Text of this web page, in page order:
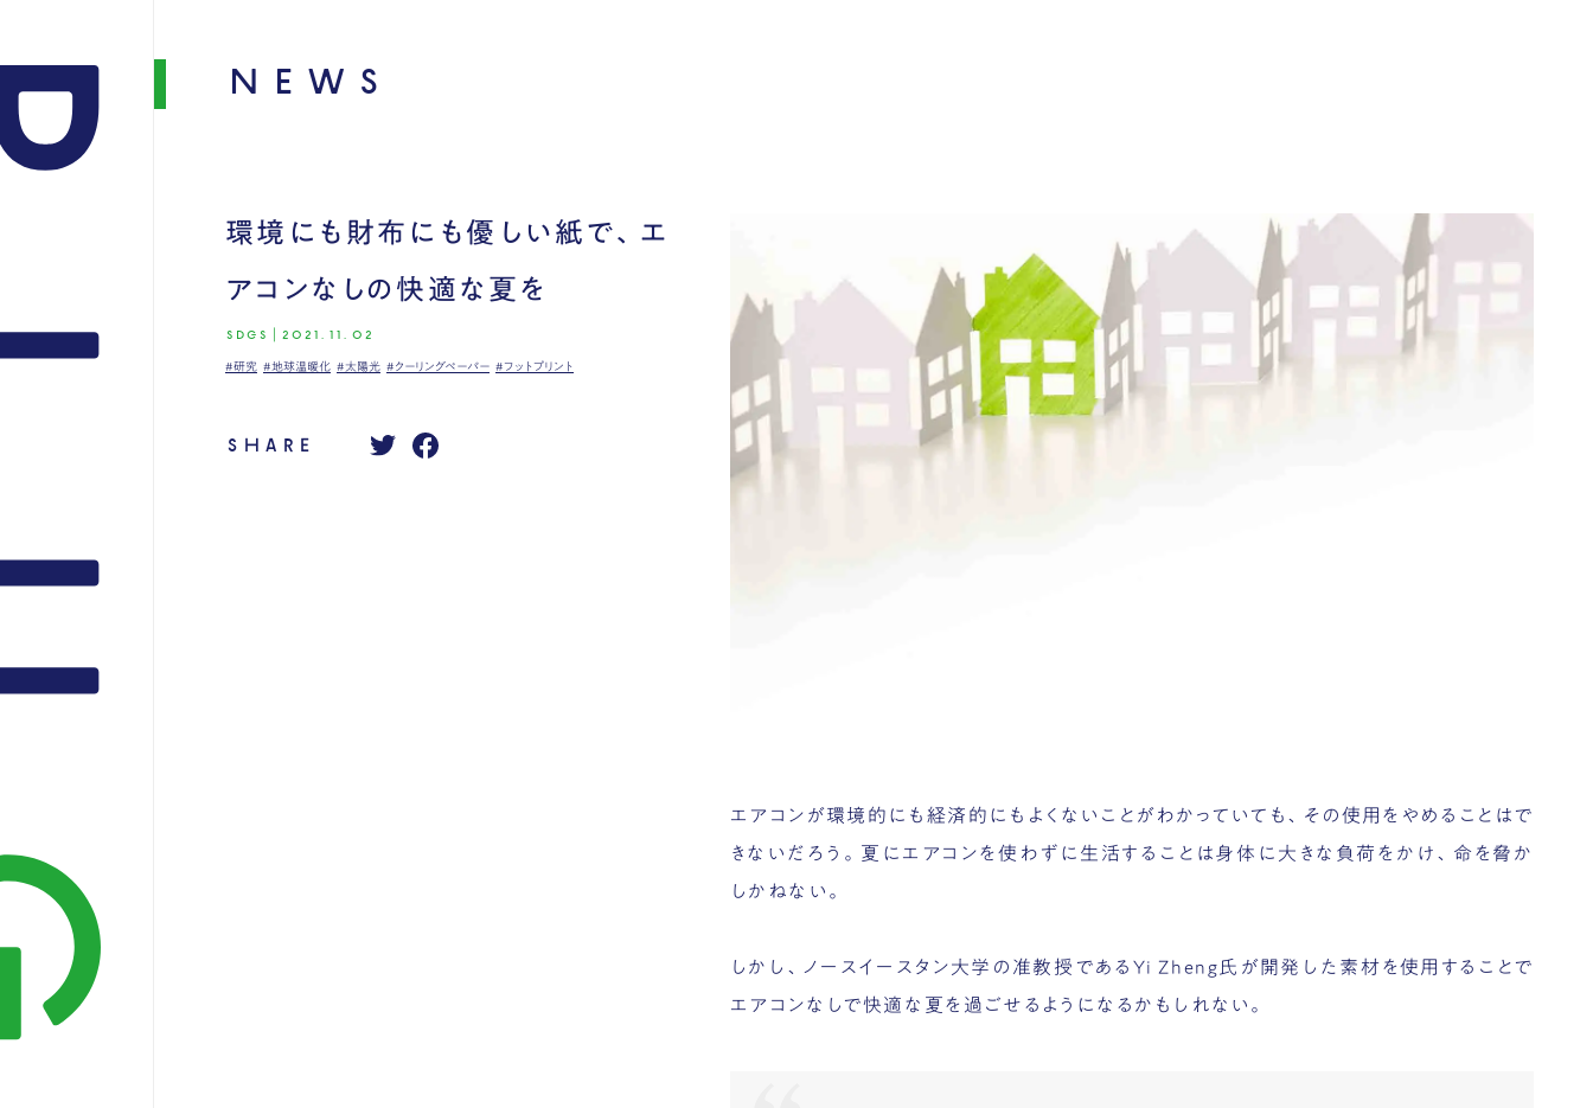
NEWS
環境にも財布にも優しい紙で、エ
アコンなしの快適な夏を
SDGS 2021.11.02
#研究 #地球温暖化 #太陽光 #クーリングペーパー #フットプリント
SHARE
エアコンが環境的にも経済的にもよくないことがわかっていても、その使用をやめることはで
きないだろう。夏にエアコンを使わずに生活することは身体に大きな負荷をかけ、命を脅か
しかねない。
しかし、ノースイースタン大学の准教授であるYi Zheng氏が開発した素材を使用することで
エアコンなしで快適な夏を過ごせるようになるかもしれない。